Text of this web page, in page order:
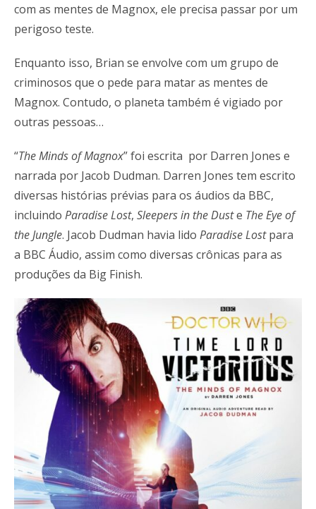
com as mentes de Magnox, ele precisa passar por um
perigoso teste.
Enquanto isso, Brian se envolve com um grupo de
criminosos que o pede para matar as mentes de
Magnox. Contudo, o planeta também é vigiado por
outras pessoas…
“The Minds of Magnox” foi escrita por Darren Jones e
narrada por Jacob Dudman. Darren Jones tem escrito
diversas histórias prévias para os áudios da BBC,
incluindo Paradise Lost, Sleepers in the Duste The Eye of
the Jungle. Jacob Dudman havia lido Paradise Lostpara
a BBC Áudio, assim como diversas crônicas para as
produções da Big Finish.